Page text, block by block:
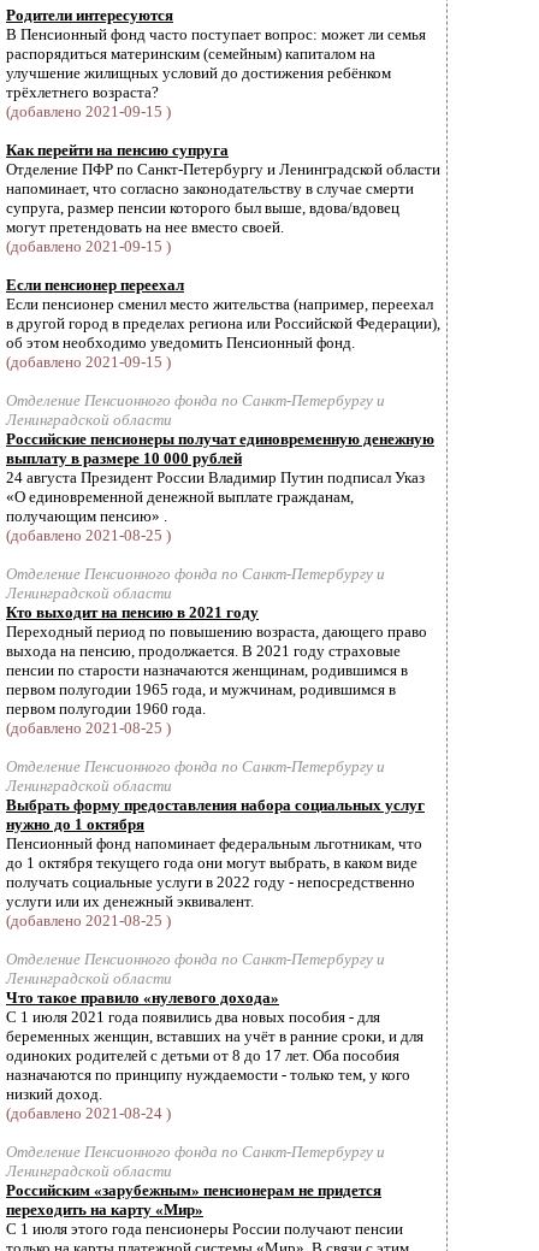
Родители интересуются
В Пенсионный фонд часто поступает вопрос: может ли семья
распорядиться материнским (семейным) капиталом на
улучшение жилищных условий до достижения ребёнком
трёхлетнего возраста?
(добавлено 2021-09-15 )
Как перейти на пенсию супруга
Отделение ПФР по Санкт-Петербургу и Ленинградской области
напоминает, что согласно законодательству в случае смерти
супруга, размер пенсии которого был выше, вдова/вдовец
могут претендовать на нее вместо своей.
(добавлено 2021-09-15 )
Если пенсионер переехал
Если пенсионер сменил место жительства (например, переехал
в другой город в пределах региона или Российской Федерации),
об этом необходимо уведомить Пенсионный фонд.
(добавлено 2021-09-15 )
Отделение Пенсионного фонда по Санкт-Петербургу и
Ленинградской области
Российские пенсионеры получат единовременную денежную
выплату в размере 10 000 рублей
24 августа Президент России Владимир Путин подписал Указ
«О единовременной денежной выплате гражданам,
получающим пенсию» .
(добавлено 2021-08-25 )
Отделение Пенсионного фонда по Санкт-Петербургу и
Ленинградской области
Кто выходит на пенсию в 2021 году
Переходный период по повышению возраста, дающего право
выхода на пенсию, продолжается. В 2021 году страховые
пенсии по старости назначаются женщинам, родившимся в
первом полугодии 1965 года, и мужчинам, родившимся в
первом полугодии 1960 года.
(добавлено 2021-08-25 )
Отделение Пенсионного фонда по Санкт-Петербургу и
Ленинградской области
Выбрать форму предоставления набора социальных услуг
нужно до 1 октября
Пенсионный фонд напоминает федеральным льготникам, что
до 1 октября текущего года они могут выбрать, в каком виде
получать социальные услуги в 2022 году - непосредственно
услуги или их денежный эквивалент.
(добавлено 2021-08-25 )
Отделение Пенсионного фонда по Санкт-Петербургу и
Ленинградской области
Что такое правило «нулевого дохода»
С 1 июля 2021 года появились два новых пособия - для
беременных женщин, вставших на учёт в ранние сроки, и для
одиноких родителей с детьми от 8 до 17 лет. Оба пособия
назначаются по принципу нуждаемости - только тем, у кого
низкий доход.
(добавлено 2021-08-24 )
Отделение Пенсионного фонда по Санкт-Петербургу и
Ленинградской области
Российским «зарубежным» пенсионерам не придется
переходить на карту «Мир»
С 1 июля этого года пенсионеры России получают пенсии